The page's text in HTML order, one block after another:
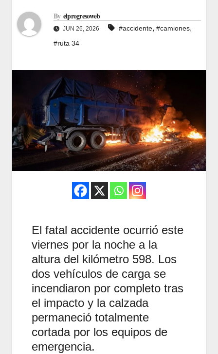
By elprogresoweb
JUN 26, 2026 #accidente, #camiones,
#ruta 34
El fatal accidente ocurrió este
viernes por la noche a la
altura del kilómetro 598. Los
dos vehículos de carga se
incendiaron por completo tras
el impacto y la calzada
permaneció totalmente
cortada por los equipos de
emergencia.